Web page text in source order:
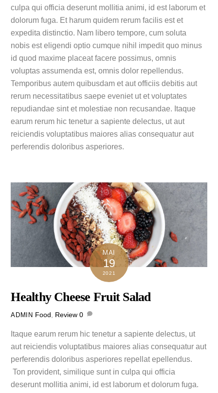
culpa qui officia deserunt mollitia animi, id est laborum et
dolorum fuga. Et harum quidem rerum facilis est et
expedita distinctio. Nam libero tempore, cum soluta
nobis est eligendi optio cumque nihil impedit quo minus
id quod maxime placeat facere possimus, omnis
voluptas assumenda est, omnis dolor repellendus.
Temporibus autem quibusdam et aut officiis debitis aut
rerum necessitatibus saepe eveniet ut et voluptates
repudiandae sint et molestiae non recusandae. Itaque
earum rerum hic tenetur a sapiente delectus, ut aut
reiciendis voluptatibus maiores alias consequatur aut
perferendis doloribus asperiores.
MAI
19
2021
Healthy Cheese Fruit Salad
ADMIN Food, Review 0
Itaque earum rerum hic tenetur a sapiente delectus, ut
aut reiciendis voluptatibus maiores alias consequatur aut
perferendis doloribus asperiores repellat epellendus.
Ton provident, similique sunt in culpa qui officia
deserunt mollitia animi, id est laborum et dolorum fuga.